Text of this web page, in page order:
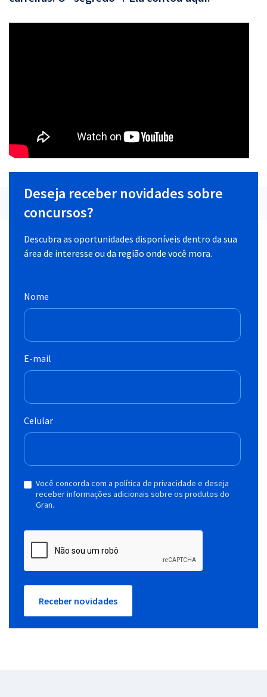
Deseja receber novidades sobre
concursos?
Descubra as oportunidades disponíveis dentro da sua
área de interesse ou da região onde você mora.
Nome
E-mail
Celular
Você concorda com a política de privacidade e deseja
receber informações adicionais sobre os produtos do
Gran.
Receber novidades